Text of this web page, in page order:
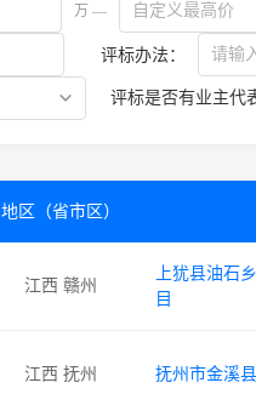
万 —
评标办法：
评标是否有业主代
地区（省市区）
江西 赣州
上犹县油石
目
江西 抚州 抚州市金溪